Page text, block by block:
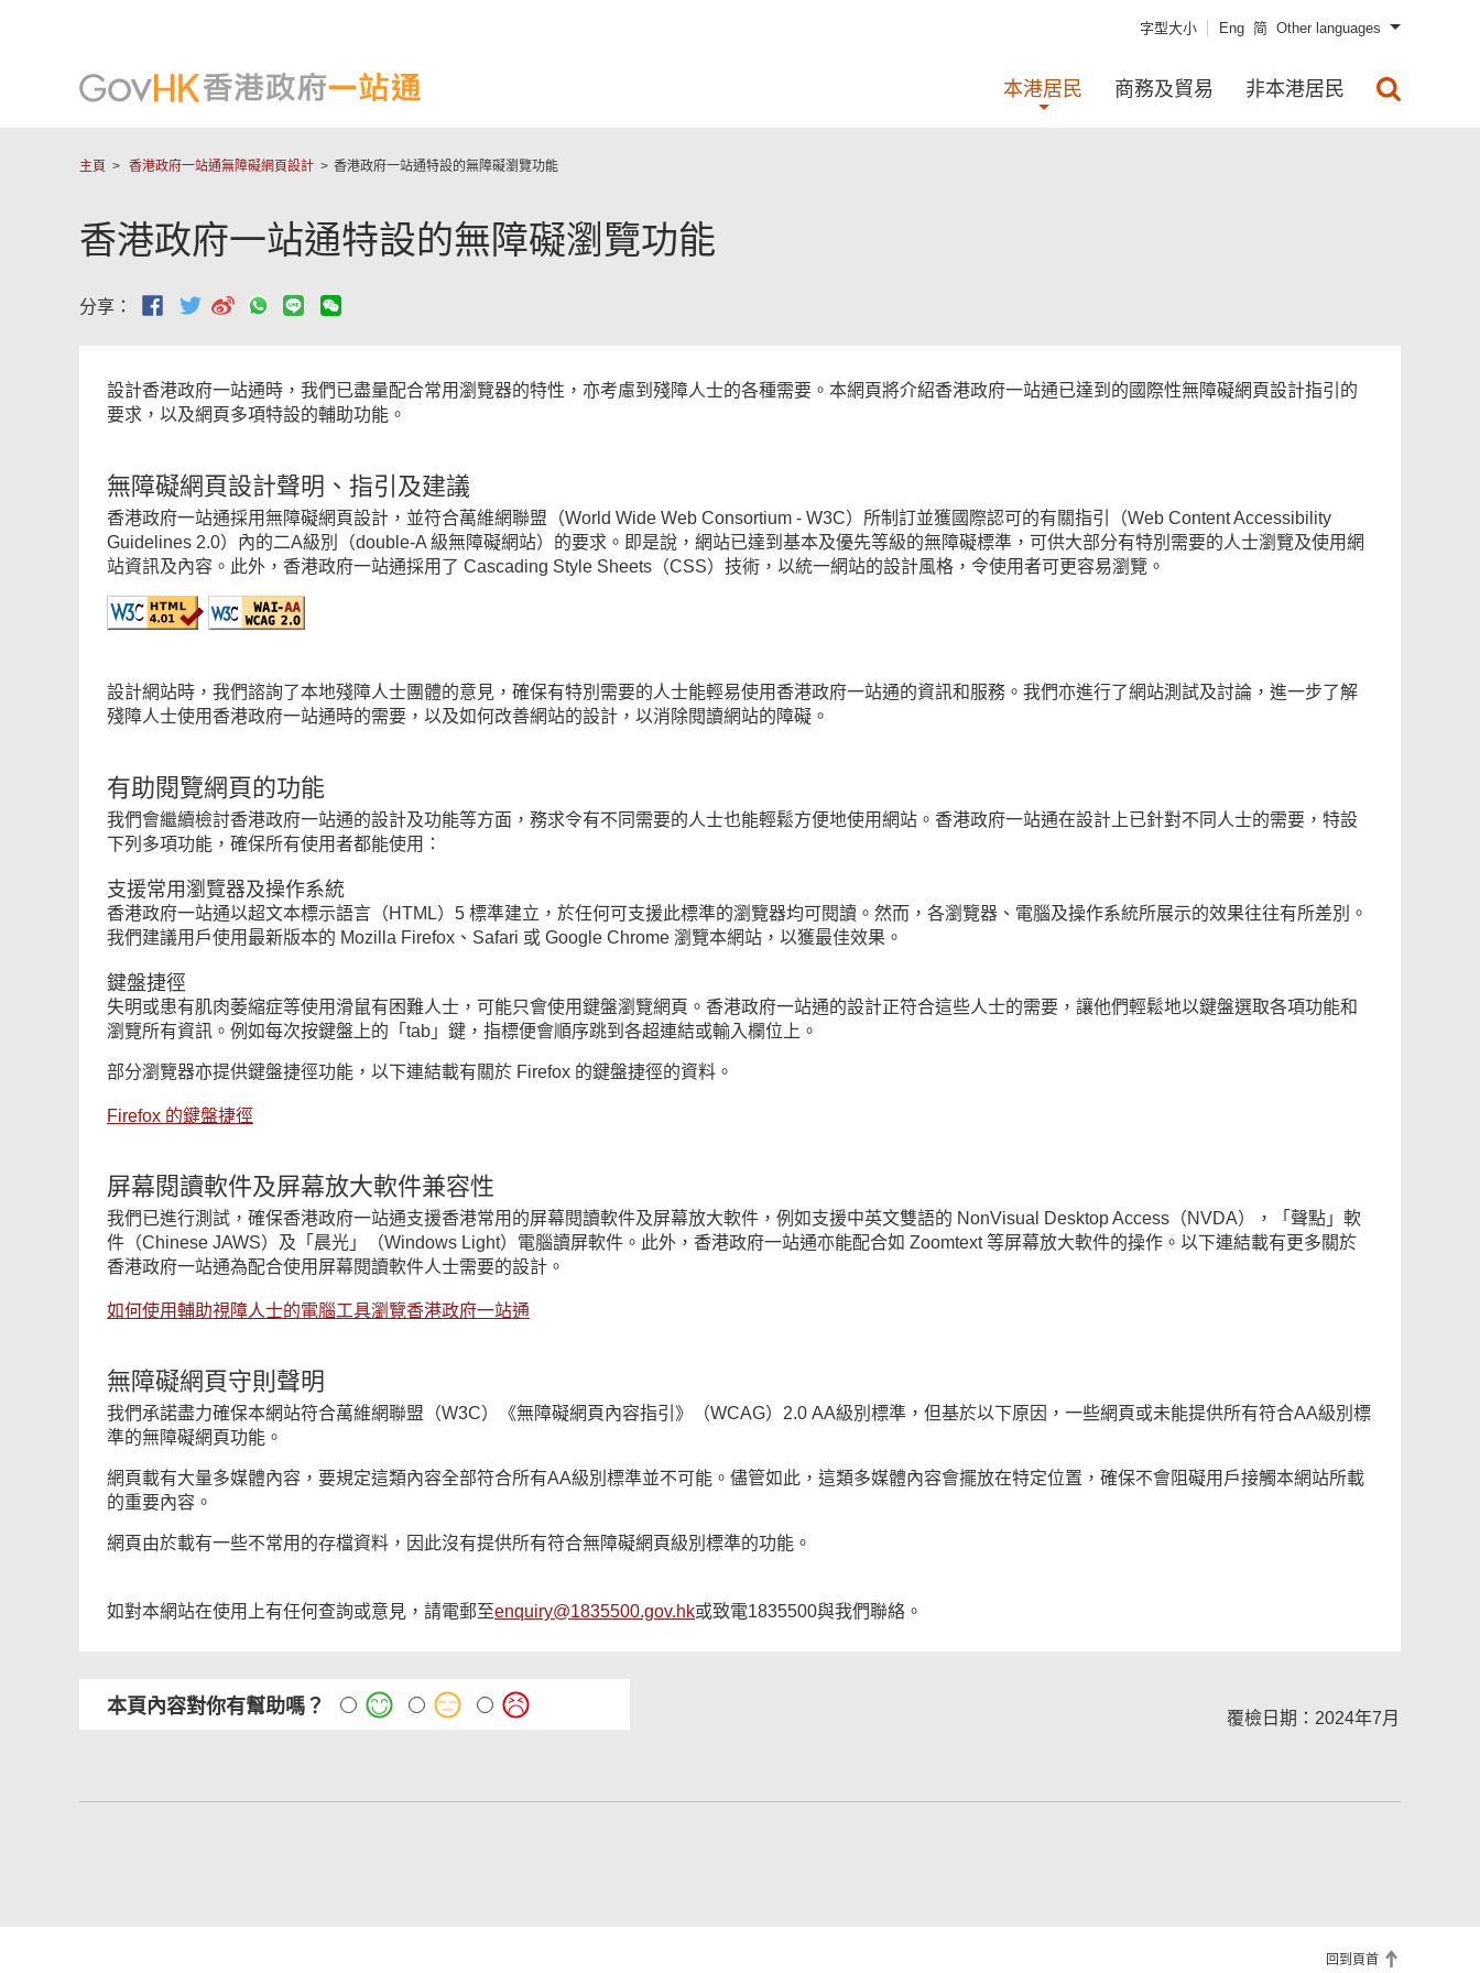
字型大小 Eng 简 Other languages
本港居民 商務及貿易 非本港居民
主頁 香港政府一站通無障礙網頁設計 香港政府一站通特設的無障礙瀏覽功能
香港政府一站通特設的無障礙瀏覽功能
分享：
設計香港政府一站通時，我們已盡量配合常用瀏覽器的特性，亦考慮到殘障人士的各種需要。本網頁將介紹香港政府一站通已達到的國際性無障礙網頁設計指引的
要求，以及網頁多項特設的輔助功能。
無障礙網頁設計聲明、指引及建議
香港政府一站通採用無障礙網頁設計，並符合萬維網聯盟（World Wide Web Consortium - W3C）所制訂並獲國際認可的有關指引（Web Content Accessibility
Guidelines 2.0）內的二A級別（double-A 級無障礙網站）的要求。即是說，網站已達到基本及優先等級的無障礙標準，可供大部分有特別需要的人士瀏覽及使用網
站資訊及內容。此外，香港政府一站通採用了 Cascading Style Sheets（CSS）技術，以統一網站的設計風格，令使用者可更容易瀏覽。
設計網站時，我們諮詢了本地殘障人士團體的意見，確保有特別需要的人士能輕易使用香港政府一站通的資訊和服務。我們亦進行了網站測試及討論，進一步了解
殘障人士使用香港政府一站通時的需要，以及如何改善網站的設計，以消除閱讀網站的障礙。
有助閱覽網頁的功能
我們會繼續檢討香港政府一站通的設計及功能等方面，務求令有不同需要的人士也能輕鬆方便地使用網站。香港政府一站通在設計上已針對不同人士的需要，特設
下列多項功能，確保所有使用者都能使用：
支援常用瀏覽器及操作系統
香港政府一站通以超文本標示語言（HTML）5 標準建立，於任何可支援此標準的瀏覽器均可閱讀。然而，各瀏覽器、電腦及操作系統所展示的效果往往有所差別。
我們建議用戶使用最新版本的 Mozilla Firefox、Safari 或 Google Chrome 瀏覽本網站，以獲最佳效果。
鍵盤捷徑
失明或患有肌肉萎縮症等使用滑鼠有困難人士，可能只會使用鍵盤瀏覽網頁。香港政府一站通的設計正符合這些人士的需要，讓他們輕鬆地以鍵盤選取各項功能和
瀏覽所有資訊。例如每次按鍵盤上的「tab」鍵，指標便會順序跳到各超連結或輸入欄位上。
部分瀏覽器亦提供鍵盤捷徑功能，以下連結載有關於 Firefox 的鍵盤捷徑的資料。
Firefox 的鍵盤捷徑
屏幕閱讀軟件及屏幕放大軟件兼容性
我們已進行測試，確保香港政府一站通支援香港常用的屏幕閱讀軟件及屏幕放大軟件，例如支援中英文雙語的 NonVisual Desktop Access（NVDA），「聲點」軟
件（Chinese JAWS）及「晨光」（Windows Light）電腦讀屏軟件。此外，香港政府一站通亦能配合如 Zoomtext 等屏幕放大軟件的操作。以下連結載有更多關於
香港政府一站通為配合使用屏幕閱讀軟件人士需要的設計。
如何使用輔助視障人士的電腦工具瀏覽香港政府一站通
無障礙網頁守則聲明
我們承諾盡力確保本網站符合萬維網聯盟（W3C）《無障礙網頁內容指引》（WCAG）2.0 AA級別標準，但基於以下原因，一些網頁或未能提供所有符合AA級別標
準的無障礙網頁功能。
網頁載有大量多媒體內容，要規定這類內容全部符合所有AA級別標準並不可能。儘管如此，這類多媒體內容會擺放在特定位置，確保不會阻礙用戶接觸本網站所載
的重要內容。
網頁由於載有一些不常用的存檔資料，因此沒有提供所有符合無障礙網頁級別標準的功能。
如對本網站在使用上有任何查詢或意見，請電郵至enquiry@1835500.gov.hk或致電1835500與我們聯絡。
本頁內容對你有幫助嗎？
覆檢日期：2024年7月
回到頁首